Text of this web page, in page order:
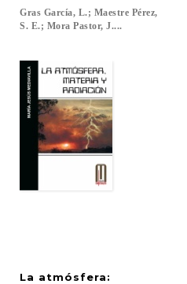
Gras García, L.; Maestre Pérez,
S. E.; Mora Pastor, J....
La atmósfera: